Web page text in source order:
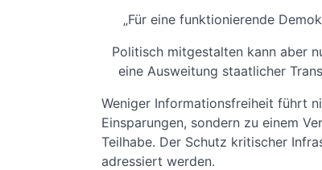
„Für eine funktionierende
Politisch mitgestalten kann aber
eine Ausweitung staatlicher
Weniger Informationsfreiheit führt
Einsparungen, sondern zu einem
Teilhabe. Der Schutz kritischer
adressiert werden.